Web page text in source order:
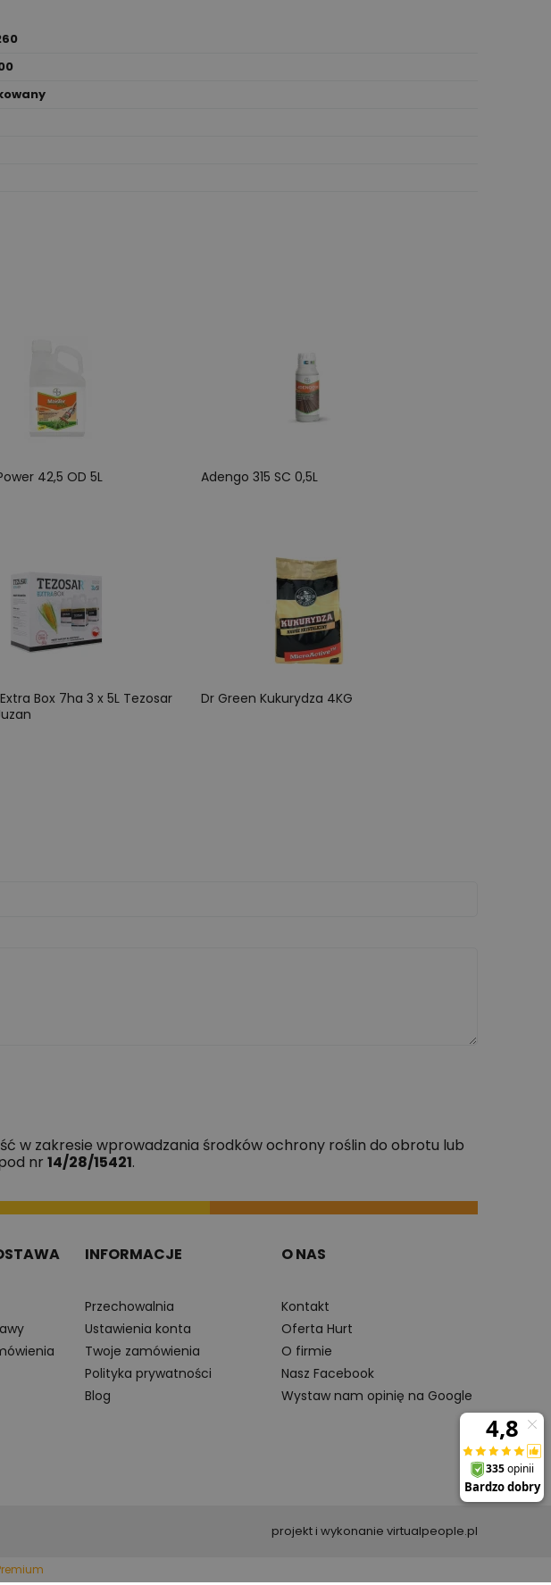
42,5 OD 5L Adengo 315 SC 0,5L
Box 7ha 3 x 5L Tezosar
Dr Green Kukurydza 4KG
w zakresie wprowadzania środków ochrony roślin do obrotu lub
nr 14/28/15421.
INFORMACJE
Przechowalnia
Ustawienia konta
Twoje zamówienia
Polityka prywatności
Blog
O NAS
Kontakt
Oferta Hurt
O firmie
Nasz Facebook
Wystaw nam opinię na Google
projekt i wykonanie virtualpeople.pl